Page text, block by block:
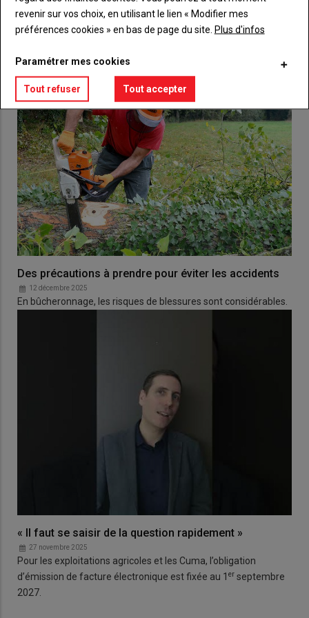
Des précautions à prendre pour éviter les accidents
12 décembre 2025
En bûcheronnage, les risques de blessures sont considérables.
« Il faut se saisir de la question rapidement »
27 novembre 2025
Pour les exploitations agricoles et les Cuma, l’obligation
d’émission de facture électronique est fixée au 1 er septembre
2027.
revenir sur vos choix, en utilisant le lien « Modifier mes
préférences cookies » en bas de page du site. Plus d'infos
Paramétrer mes cookies
Tout refuser Tout accepter